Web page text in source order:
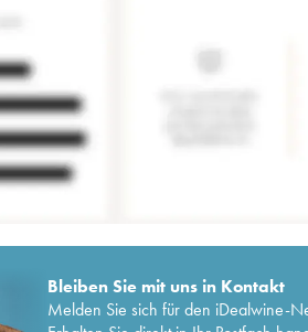
Bleiben Sie mit uns in Kontakt
Melden Sie sich für den iDealwine-